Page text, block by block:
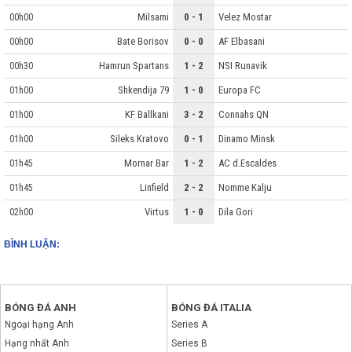
00h00 Milsami 0 - 1 Velez Mostar
00h00 Bate Borisov 0 - 0 AF Elbasani
00h30 Hamrun Spartans 1 - 2 NSI Runavik
01h00 Shkendija 79 1 - 0 Europa FC
01h00 KF Ballkani 3 - 2 Connahs QN
01h00 Sileks Kratovo 0 - 1 Dinamo Minsk
01h45 Mornar Bar 1 - 2 AC d.Escaldes
01h45 Linfield 2 - 2 Nomme Kalju
02h00 Virtus 1 - 0 Dila Gori
BÌNH LUẬN:
BÓNG ĐÁ ANH
Ngoại hạng Anh
Hạng nhất Anh
BÓNG ĐÁ ITALIA
Series A
Series B